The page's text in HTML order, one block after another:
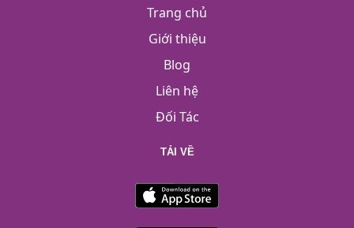
Trang chủ
Giới thiệu
Blog
Liên hệ
Đối Tác
TẢI VỀ